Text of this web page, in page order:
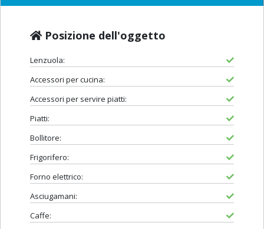
Posizione dell'oggetto
Lenzuola:
Accessori per cucina:
Accessori per servire piatti:
Piatti:
Bollitore:
Frigorifero:
Forno elettrico:
Asciugamani:
Caffe: